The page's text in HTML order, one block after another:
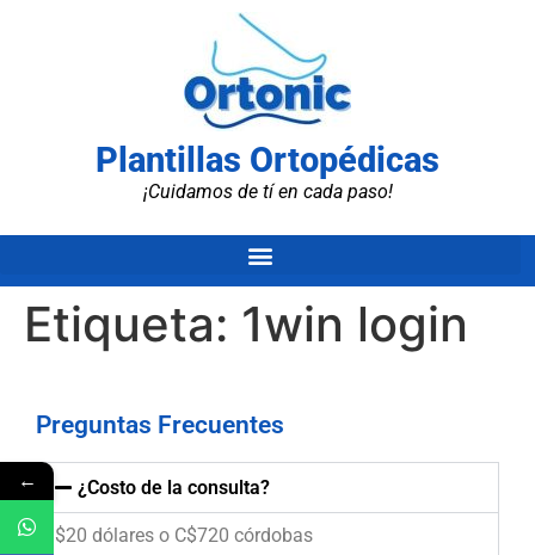
Plantillas Ortopédicas
¡Cuidamos de tí en cada paso!
Etiqueta: 1win login
Preguntas Frecuentes
¿Costo de la consulta?
$20 dólares o C$720 córdobas
←